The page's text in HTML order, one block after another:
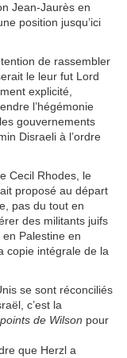
Jean-Jaurès en
position jusqu’ici
de rassembler
le leur fut Lord
explicité,
l’hégémonie
gouvernements
Disraeli à l’ordre
Cecil Rhodes, le
proposé au départ
pas du tout en
des militants juifs
Palestine en
copie intégrale de la
se sont réconciliés
c’est la
de Wilson pour
que Herzl a